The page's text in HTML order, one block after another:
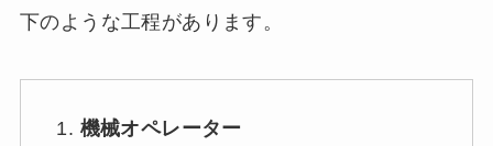
下のような工程があります。
機械オペレーター